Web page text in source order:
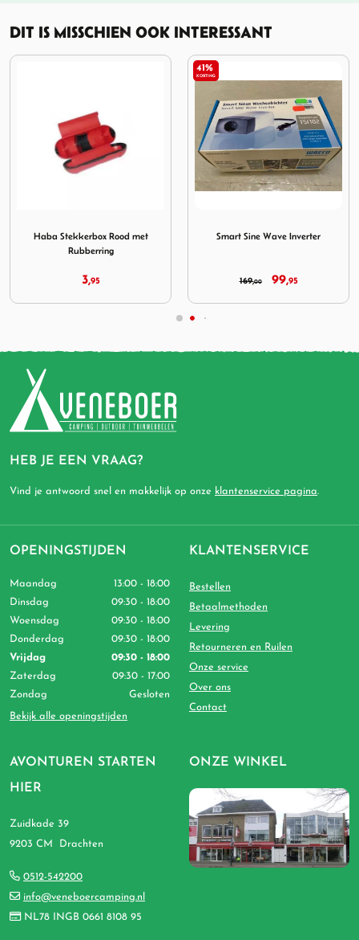
DIT IS MISSCHIEN OOK INTERESSANT
Smart Sine Wave Inverter
00 99,
Haba Wandcontactdoos Grijs
9, 95
HEB JE EEN VRAAG?
Vind je antwoord snel en makkelijk op onze klantenservice pagina.
AVONTUREN STARTEN
HIER
Zuidkade 39
9203 CM Drachten
0512-542200
info@veneboercamping.nl
NL78 INGB 0661 8108 95
OPENINGSTIJDEN
Maandag
13:00 - 18:00
Dinsdag
09:30 - 18:00
Woensdag
09:30 - 18:00
Donderdag
09:30 - 18:00
Vrijdag
09:30 - 18:00
Zaterdag
09:30 - 17:00
Zondag
Gesloten
Bekijk alle openingstijden
KLANTENSERVICE
Bestellen
Betaalmethoden
Levering
Retourneren en Ruilen
Onze service
Over ons
Contact
ONZE WINKEL